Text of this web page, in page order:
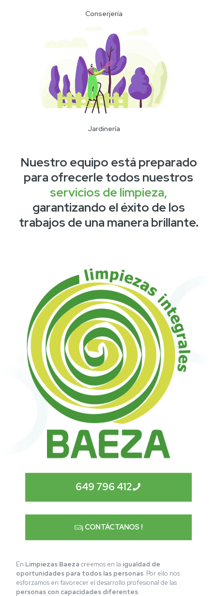
Conserjería
Jardinería
Nuestro equipo está preparado
para ofrecerle todos nuestros
servicios de limpieza,
garantizando el éxito de los
trabajos de una manera brillante.
649 796 412
¡ CONTÁCTANOS !
En Limpiezas Baeza creemos en la igualdad de
oportunidades para todos las personas. Por ello nos
esforzamos en favorecer el desarrollo profesional de las
personas con capacidades diferentes.